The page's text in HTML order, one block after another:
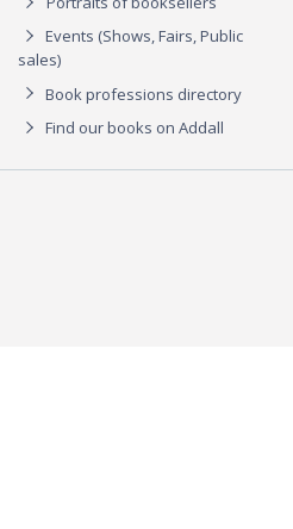
Events (Shows, Fairs, Public
sales)
Book professions directory
Find our books on Addall